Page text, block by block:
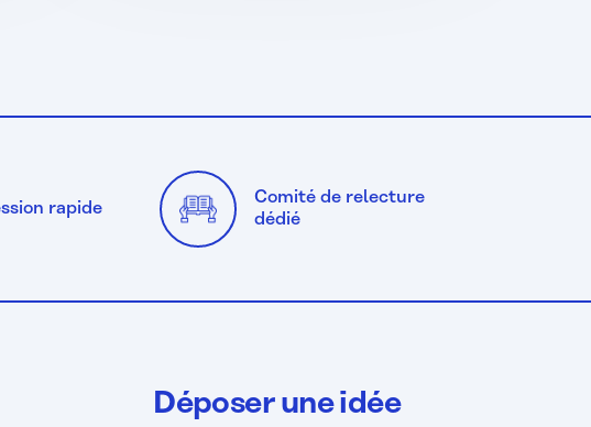
rapide
Comité de relecture
dédié
Déposer une idée